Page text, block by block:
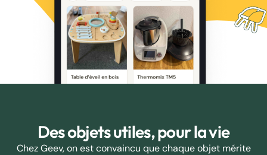
Des objets utiles, pour la vie
Chez Geev, on est convaincu que chaque objet mérite